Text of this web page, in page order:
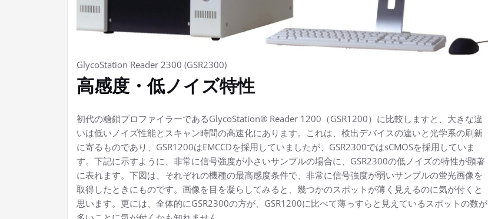
GlycoStation Reader 2300 (GSR2300)
高感度・低ノイズ特性
初代の糖鎖プロファイラーであるGlycoStation® Reader 1200（GSR1200）に比較しますと、大きな違
いは低いノイズ性能とスキャン時間の高速化にあります。これは、検出デバイスの違いと光学系の刷新
に寄るものであり、GSR1200はEMCCDを採用していましたが、GSR2300ではsCMOSを採用していま
す。下記に示すように、非常に信号強度が小さいサンプルの場合に、GSR2300の低ノイズの特性が顕著
に表れます。下図は、それぞれの機種の最高感度条件で、非常に信号強度が弱いサンプルの蛍光画像を
取得したときにものです。画像を目を凝らしてみると、幾つかのスポットが薄く見えるのに気が付くと
思います。更には、全体的にGSR2300の方が、GSR1200に比べて薄っすらと見えているスポットの数が